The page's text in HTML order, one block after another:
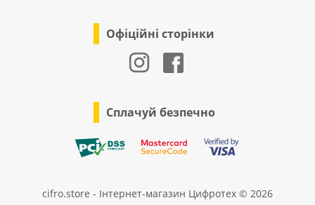
Офіційні сторінки
Сплачуй безпечно
cifro.store - Інтернет-магазин Цифротех © 2026